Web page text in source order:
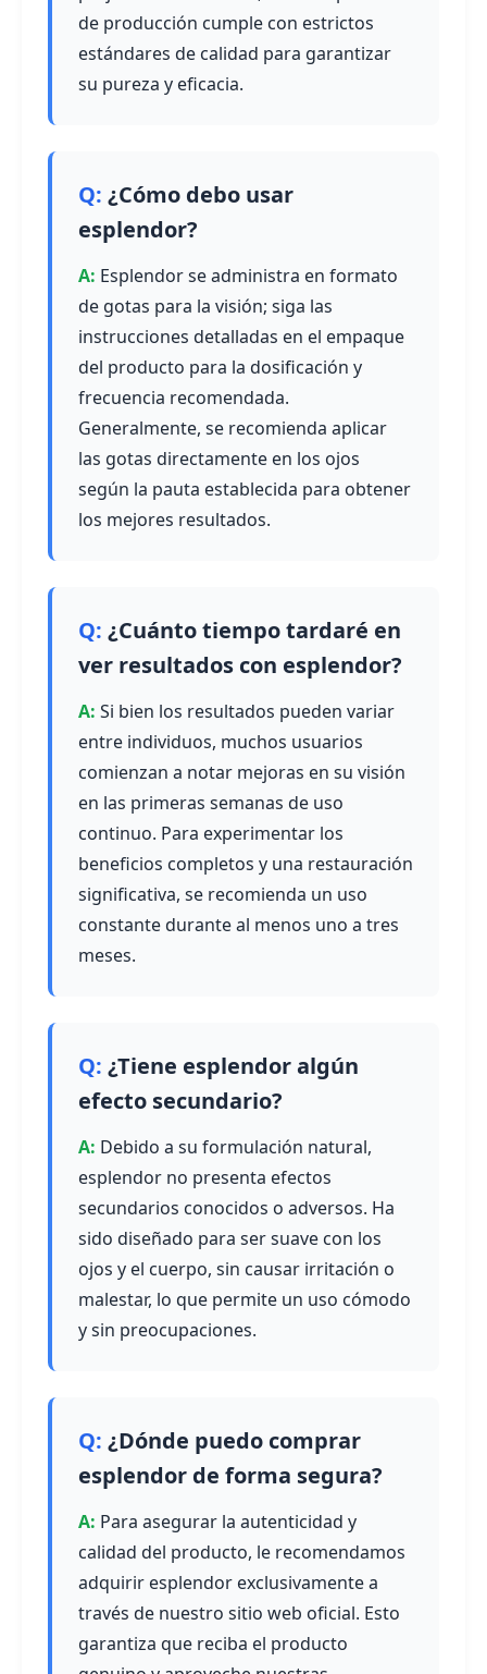
de producción cumple con estrictos
estándares de calidad para garantizar
su pureza y eficacia.
¿Cómo debo usar
esplendor?
Esplendor se administra en formato
de gotas para la visión; siga las
instrucciones detalladas en el empaque
del producto para la dosificación y
frecuencia recomendada.
Generalmente, se recomienda aplicar
las gotas directamente en los ojos
según la pauta establecida para obtener
los mejores resultados.
¿Cuánto tiempo tardaré en
ver resultados con esplendor?
Si bien los resultados pueden variar
entre individuos, muchos usuarios
comienzan a notar mejoras en su visión
en las primeras semanas de uso
continuo. Para experimentar los
beneficios completos y una restauración
significativa, se recomienda un uso
constante durante al menos uno a tres
meses.
¿Tiene esplendor algún
efecto secundario?
Debido a su formulación natural,
esplendor no presenta efectos
secundarios conocidos o adversos. Ha
sido diseñado para ser suave con los
ojos y el cuerpo, sin causar irritación o
malestar, lo que permite un uso cómodo
y sin preocupaciones.
¿Dónde puedo comprar
esplendor de forma segura?
Para asegurar la autenticidad y
calidad del producto, le recomendamos
adquirir esplendor exclusivamente a
través de nuestro sitio web oficial. Esto
garantiza que reciba el producto